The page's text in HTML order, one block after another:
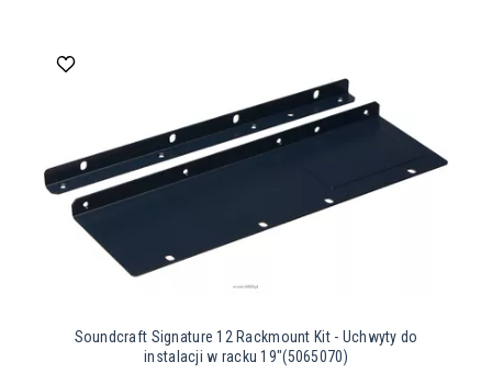
Soundcraft Signature 12 Rackmount Kit - Uchwyty do
instalacji w racku 19"(5065070)